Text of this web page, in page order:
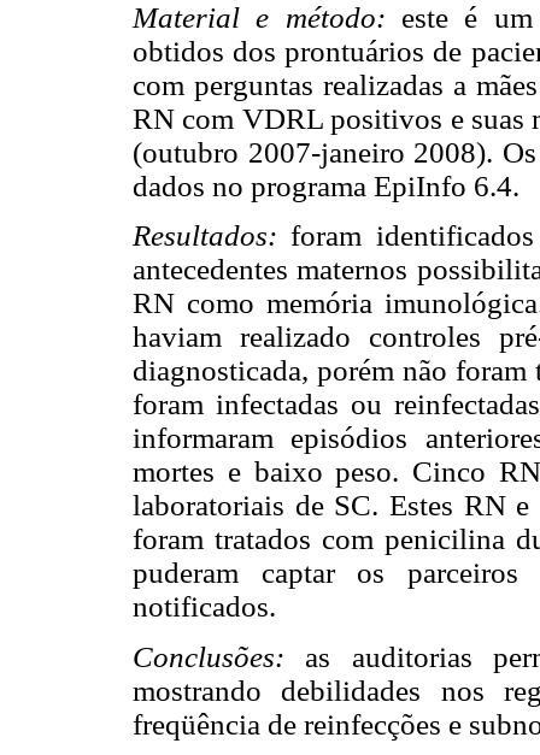
Material e método: este é
obtidos dos prontuários de
com perguntas realizadas a
RN com VDRL positivos e suas
(outubro 2007-janeiro 2008).
dados no programa EpiInfo 6.4.
Resultados: foram identificados
antecedentes maternos
RN como memória
haviam realizado controles
diagnosticada, porém não
foram infectadas ou
informaram episódios
mortes e baixo peso. Cinco
laboratoriais de SC. Estes RN
foram tratados com penicilina
puderam captar os
notificados.
Conclusões: as auditorias
mostrando debilidades nos
freqüência de reinfecções e